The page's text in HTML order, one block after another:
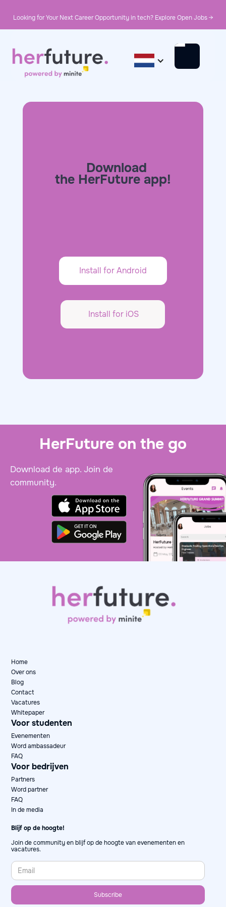
Looking for Your Next Career Opportunity in tech? Explore Open Jobs →
Download
the HerFuture app!
Install for Android
Install for iOS
HerFuture on the go
Download de app. Join de
community.
Home
Over ons
Blog
Contact
Vacatures
Whitepaper
Voor studenten
Evenementen
Word ambassadeur
FAQ
Voor bedrijven
Partners
Word partner
FAQ
In de media
Blijf op de hoogte!
Join de community en blijf op de hoogte van evenementen en
vacatures.